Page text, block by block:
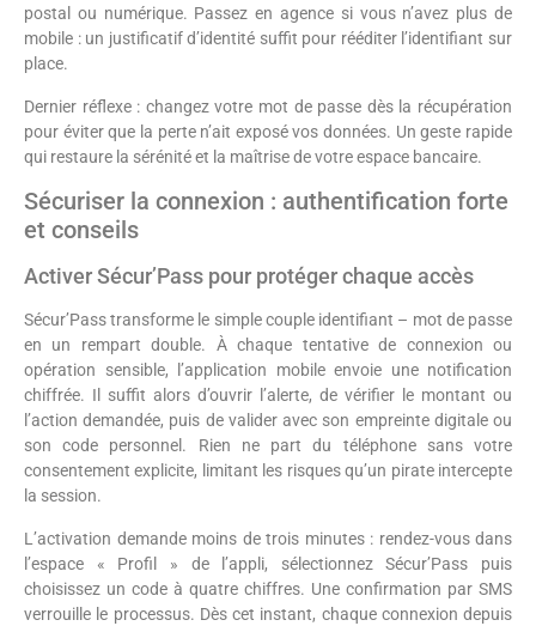
postal ou numérique. Passez en agence si vous n’avez plus de
mobile : un justificatif d’identité suffit pour rééditer l’identifiant sur
place.
Dernier réflexe : changez votre mot de passe dès la récupération
pour éviter que la perte n’ait exposé vos données. Un geste rapide
qui restaure la sérénité et la maîtrise de votre espace bancaire.
Sécuriser la connexion : authentification forte
et conseils
Activer Sécur’Pass pour protéger chaque accès
Sécur’Pass transforme le simple couple identifiant – mot de passe
en un rempart double. À chaque tentative de connexion ou
opération sensible, l’application mobile envoie une notification
chiffrée. Il suffit alors d’ouvrir l’alerte, de vérifier le montant ou
l’action demandée, puis de valider avec son empreinte digitale ou
son code personnel. Rien ne part du téléphone sans votre
consentement explicite, limitant les risques qu’un pirate intercepte
la session.
L’activation demande moins de trois minutes : rendez-vous dans
l’espace « Profil » de l’appli, sélectionnez Sécur’Pass puis
choisissez un code à quatre chiffres. Une confirmation par SMS
verrouille le processus. Dès cet instant, chaque connexion depuis